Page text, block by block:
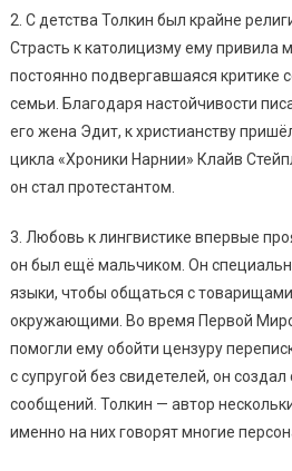
2. С детства Толкин был крайне
Страсть к католицизму ему привила
постоянно подвергавшаяся критике
семьи. Благодаря настойчивости
его жена Эдит, к христианству
цикла «Хроники Нарнии» Клайв
он стал протестантом.
3. Любовь к лингвистике впервые
он был ещё мальчиком. Он
языки, чтобы общаться с
окружающими. Во время Первой
помогли ему обойти цензуру
с супругой без свидетелей, он
сообщений. Толкин — автор
именно на них говорят многие